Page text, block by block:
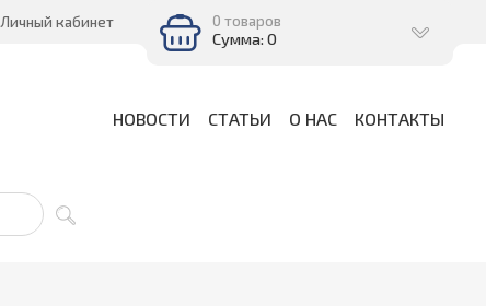
Личный кабинет 0 товаров
Сумма: 0
НОВОСТИ СТАТЬИ О НАС КОНТАКТЫ